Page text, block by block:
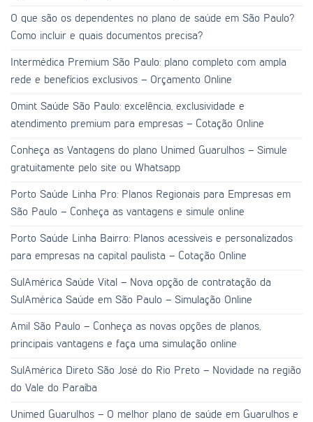
O que são os dependentes no plano de saúde em São Paulo?
Como incluir e quais documentos precisa?
Intermédica Premium São Paulo: plano completo com ampla
rede e benefícios exclusivos – Orçamento Online
Omint Saúde São Paulo: excelência, exclusividade e
atendimento premium para empresas – Cotação Online
Conheça as Vantagens do plano Unimed Guarulhos – Simule
gratuitamente pelo site ou Whatsapp
Porto Saúde Linha Pro: Planos Regionais para Empresas em
São Paulo – Conheça as vantagens e simule online
Porto Saúde Linha Bairro: Planos acessíveis e personalizados
para empresas na capital paulista – Cotação Online
SulAmérica Saúde Vital – Nova opção de contratação da
SulAmérica Saúde em São Paulo – Simulação Online
Amil São Paulo – Conheça as novas opções de planos,
principais vantagens e faça uma simulação online
SulAmérica Direto São José do Rio Preto – Novidade na região
do Vale do Paraíba
Unimed Guarulhos – O melhor plano de saúde em Guarulhos e